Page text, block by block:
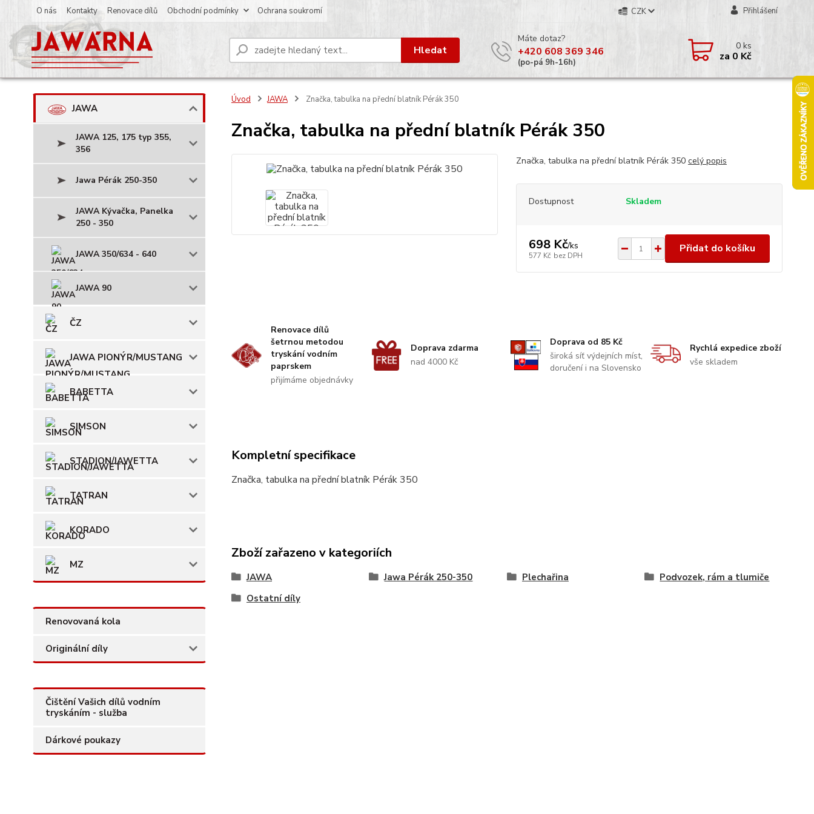
O nás Kontakty Renovace dílů Obchodní podmínky Ochrana soukromí CZK Přihlášení
Hledat
Máte dotaz?
+420 608 369 346
(po-pá 9h-16h)
0ks
za 0 Kč
JAWA
JAWA 125, 175 typ 355,
356
Jawa Pérák 250-350
JAWA Kývačka, Panelka
250 - 350
JAWA 350/634 - 640
JAWA 90
ČZ
JAWA PIONÝR/MUSTANG
BABETTA
SIMSON
STADION/JAWETTA
TATRAN
KORADO
MZ
Renovovaná kola
Originální díly
Čištění Vašich dílů vodním
tryskáním - služba
Dárkové poukazy
Úvod JAWA Značka, tabulka na přední blatník Pérák 350
Značka, tabulka na přední blatník Pérák 350
Značka, tabulka na přední blatník Pérák 350 celý popis
Dostupnost Skladem
698 Kč/ks
577 Kč bez DPH
Přidat do košíku
Renovace dílů
šetrnou metodou
tryskání vodním
paprskem
přijímáme objednávky
Doprava zdarma
nad 4000 Kč
Doprava od 85 Kč
široká síť výdejních míst,
doručení i na Slovensko
Rychlá expedice zboží
vše skladem
Kompletní specifikace
Značka, tabulka na přední blatník Pérák 350
Zboží zařazeno v kategoriích
JAWA Jawa Pérák 250-350 Plechařina
Podvozek, rám a tlumiče
Ostatní díly